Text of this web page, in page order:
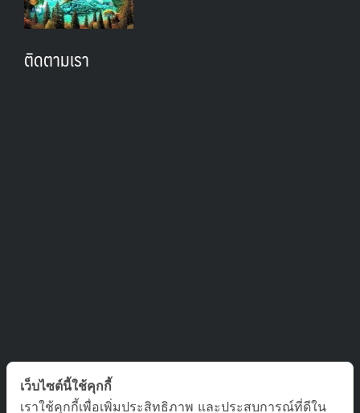
ติดตามเรา
ติดต่อเรา
เว็บไซต์นี้ใช้คุกกี้
เราใช้คุกกี้เพื่อเพิ่มประสิทธิภาพ และประสบการณ์ที่ดีใน